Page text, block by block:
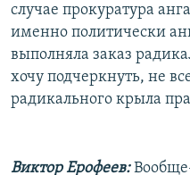
случае прокуратура
именно политически
выполняла заказ
хочу подчеркнуть, не
радикального крыла
Виктор Ерофеев: